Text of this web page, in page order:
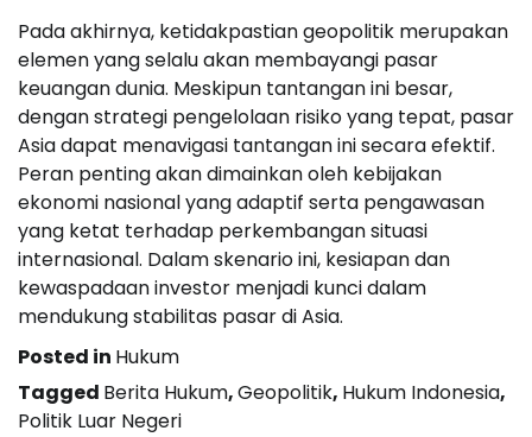
Pada akhirnya, ketidakpastian geopolitik merupakan
elemen yang selalu akan membayangi pasar
keuangan dunia. Meskipun tantangan ini besar,
dengan strategi pengelolaan risiko yang tepat, pasar
Asia dapat menavigasi tantangan ini secara efektif.
Peran penting akan dimainkan oleh kebijakan
ekonomi nasional yang adaptif serta pengawasan
yang ketat terhadap perkembangan situasi
internasional. Dalam skenario ini, kesiapan dan
kewaspadaan investor menjadi kunci dalam
mendukung stabilitas pasar di Asia.
Posted in Hukum
Tagged Berita Hukum,Geopolitik, Hukum Indonesia,
Politik Luar Negeri